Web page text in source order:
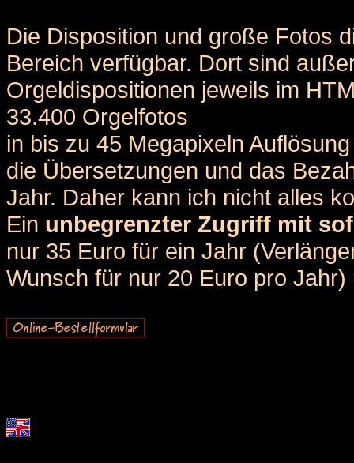
Die Disposition und große Fotos
Bereich verfügbar. Dort sind
Orgeldispositionen jeweils im
33.400 Orgelfotos
in bis zu 45 Megapixeln
die Übersetzungen und das
Jahr. Daher kann ich nicht alles
Ein unbegrenzter Zugriff mit
nur 35 Euro für ein Jahr
Wunsch für nur 20 Euro pro